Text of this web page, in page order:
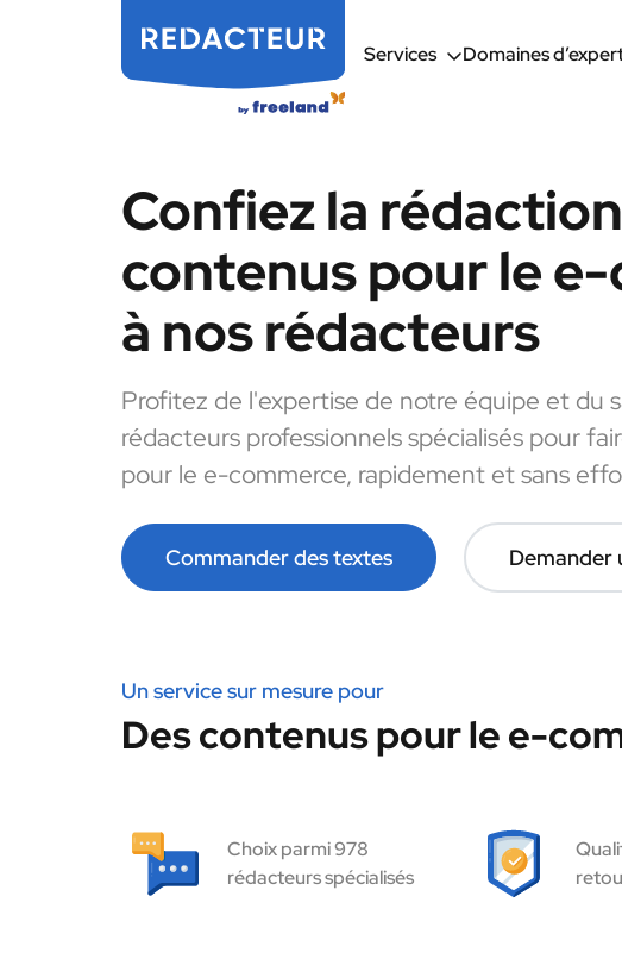
Services Domaines
Confiez la
contenus pour le
à nos rédacteurs
Profitez de l'expertise de notre équipe et du
rédacteurs professionnels spécialisés pour
pour le e-commerce, rapidement et sans
Commander des textes Demander
Un service sur mesure pour
Des contenus pour le e-
Choix parmi 978
rédacteurs spécialisés